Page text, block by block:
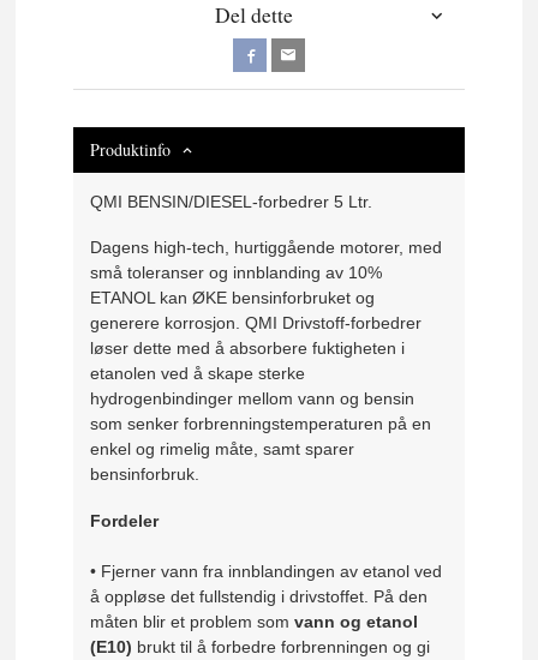
Del dette
Produktinfo
QMI BENSIN/DIESEL-forbedrer 5 Ltr.
Dagens high-tech, hurtiggående motorer, med
små toleranser og innblanding av 10%
ETANOL kan ØKE bensinforbruket og
generere korrosjon. QMI Drivstoff-forbedrer
løser dette med å absorbere fuktigheten i
etanolen ved å skape sterke
hydrogenbindinger mellom vann og bensin
som senker forbrenningstemperaturen på en
enkel og rimelig måte, samt sparer
bensinforbruk.
Fordeler
• Fjerner vann fra innblandingen av etanol ved
å oppløse det fullstendig i drivstoffet. På den
måten blir et problem som vann og etanol
(E10) brukt til å forbedre forbrenningen og gi